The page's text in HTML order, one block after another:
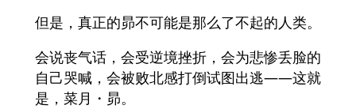
但是，真正的昴不可能是那么了不起的人类。
会说丧气话，会受逆境挫折，会为悲惨丢脸的
自己哭喊，会被败北感打倒试图出逃——这就
是，菜月・昴。